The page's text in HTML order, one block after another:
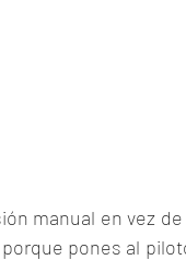
manual en vez
pones al